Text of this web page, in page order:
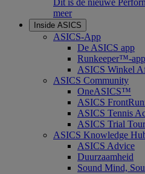
Dit is de nieuwe
meer
Inside ASICS
ASICS-App
De ASICS app
Runkeeper™-app
ASICS Winkel
ASICS Community
OneASICS™
ASICS
ASICS Tennis
ASICS Trial Tour
ASICS Knowledge
ASICS Advice
Duurzaamheid
Sound Mind,